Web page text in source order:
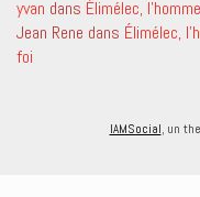
yvan dans Élimélec,
Jean Rene dans Élimélec,
foi
IAMSocial , un